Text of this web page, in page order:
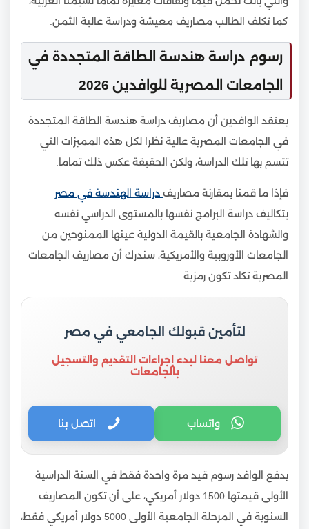
كما تكلف الطالب مصاريف معيشة ودراسة عالية الثمن.
رسوم دراسة هندسة الطاقة المتجددة في
الجامعات المصرية للوافدين 2026
يعتقد الوافدين أن مصاريف دراسة هندسة الطاقة المتجددة
في الجامعات المصرية عالية نظرا لكل هذه المميزات التي
تتسم بها تلك الدراسة، ولكن الحقيقة عكس ذلك تماما.
فإذا ما قمنا بمقارنة مصاريف دراسة الهندسة في مصر
بتكاليف دراسة البرامج نفسها بالمستوى الدراسي نفسه
والشهادة الجامعية بالقيمة الدولية عينها الممنوحين من
الجامعات الأوروبية والأمريكية، سندرك أن مصاريف الجامعات
المصرية تكاد تكون رمزية.
لتأمين قبولك الجامعي في مصر
تواصل معنا لبدء إجراءات التقديم والتسجيل
بالجامعات
واتساب اتصل بنا
يدفع الوافد رسوم قيد مرة واحدة فقط في السنة الدراسية
الأولى قيمتها 1500 دولار أمريكي، على أن تكون المصاريف
السنوية في المرحلة الجامعية الأولى 5000 دولار أمريكي فقط،